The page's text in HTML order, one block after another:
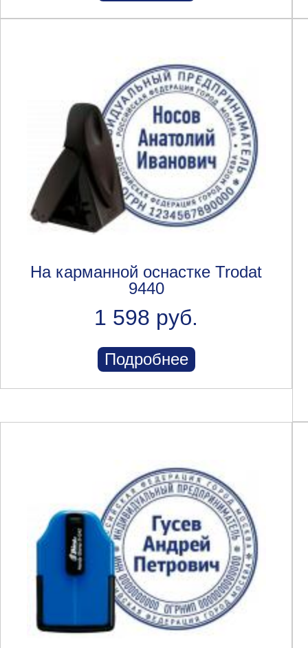
На карманной оснастке Trodat
9440
1 598 руб.
Подробнее